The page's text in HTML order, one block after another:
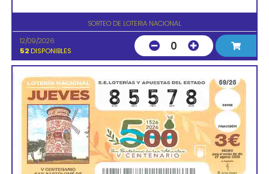
SORTEO DE LOTERIA NACIONAL
12/09/2026
52 DISPONIBLES 0